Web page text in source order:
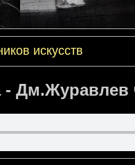
искусств
- Дм.Журавлев